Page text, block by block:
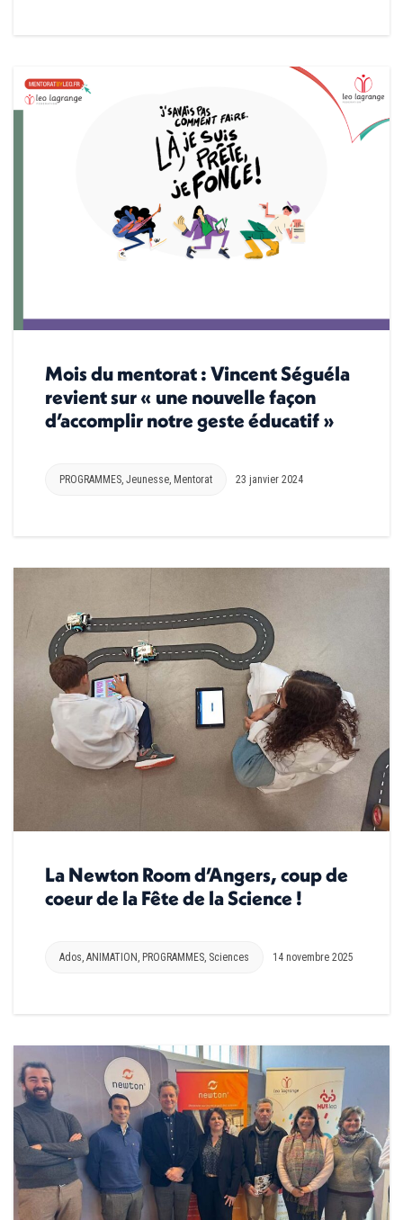
Mois du mentorat : Vincent Séguéla
revient sur « une nouvelle façon
d’accomplir notre geste éducatif »
PROGRAMMES, Jeunesse, Mentorat 23 janvier 2024
La Newton Room d’Angers, coup de
coeur de la Fête de la Science !
Ados, ANIMATION , PROGRAMMES, Sciences 14 novembre 2025